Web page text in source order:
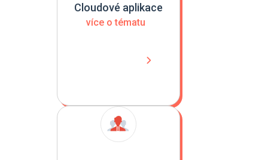
Cloudové aplikace
více o tématu